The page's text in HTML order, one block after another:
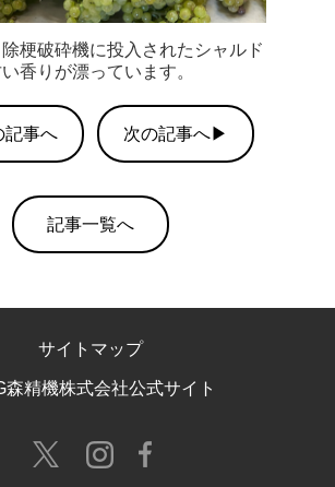
梗破砕機に投入されたシャルド
香りが漂っています。
事へ 次の記事へ▶
記事一覧へ
サイトマップ
森精機株式会社公式サイト